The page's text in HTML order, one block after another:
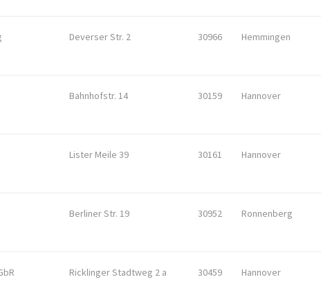
Deverser Str. 2 30966 Hemmingen
Bahnhofstr. 14 30159 Hannover
Lister Meile 39 30161 Hannover
Berliner Str. 19 30952 Ronnenberg
Ricklinger Stadtweg 2 a 30459 Hannover